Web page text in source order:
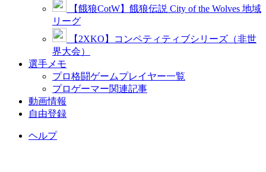
【餓狼CotW】餓狼伝説 City of the Wolves 地域
リーグ
【2XKO】コンペティティブシリーズ（非世
界大会）
選手メモ
プロ格闘ゲームプレイヤー一覧
プロゲーマー関連記事
動画情報
自由登録
ヘルプ